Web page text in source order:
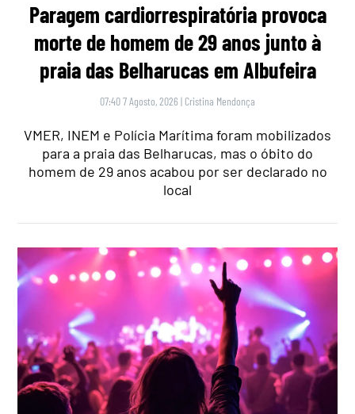
Paragem cardiorrespiratória provoca
morte de homem de 29 anos junto à
praia das Belharucas em Albufeira
07:40 7 Agosto, 2026 | Cristina Mendonça
VMER, INEM e Polícia Marítima foram mobilizados
para a praia das Belharucas, mas o óbito do
homem de 29 anos acabou por ser declarado no
local